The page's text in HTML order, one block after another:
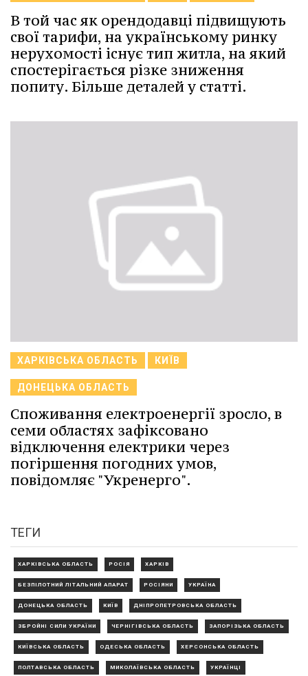
В той час як орендодавці підвищують
свої тарифи, на українському ринку
нерухомості існує тип житла, на який
спостерігається різке зниження
попиту. Більше деталей у статті.
ХАРКІВСЬКА ОБЛАСТЬ КИЇВ
ДОНЕЦЬКА ОБЛАСТЬ
Споживання електроенергії зросло, в
семи областях зафіксовано
відключення електрики через
погіршення погодних умов,
повідомляє "Укренерго".
ТЕГИ
ХАРКІВСЬКА ОБЛАСТЬ РОСІЯ ХАРКІВ
БЕЗПІЛОТНИЙ ЛІТАЛЬНИЙ АПАРАТ РОСІЯНИ УКРАЇНА
ДОНЕЦЬКА ОБЛАСТЬ КИЇВ ДНІПРОПЕТРОВСЬКА ОБЛАСТЬ
ЗБРОЙНІ СИЛИ УКРАЇНИ ЧЕРНІГІВСЬКА ОБЛАСТЬ ЗАПОРІЗЬКА ОБЛАСТЬ
КИЇВСЬКА ОБЛАСТЬ ОДЕСЬКА ОБЛАСТЬ ХЕРСОНСЬКА ОБЛАСТЬ
ПОЛТАВСЬКА ОБЛАСТЬ МИКОЛАЇВСЬКА ОБЛАСТЬ УКРАЇНЦІ